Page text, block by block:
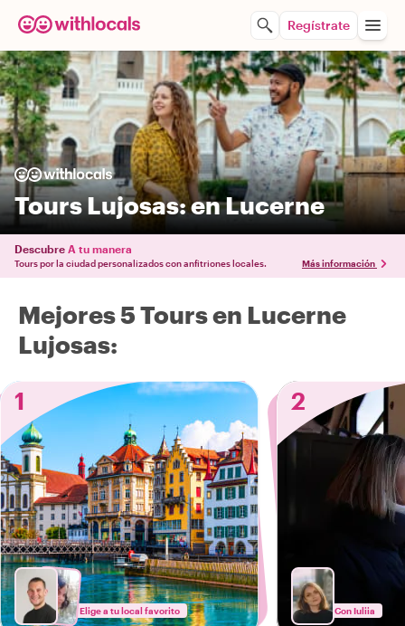
Regístrate
Tours Lujosas: en Lucerne
Descubre A tu manera
Tours por la ciudad personalizados con anfitriones locales. Más información
Mejores 5 Tours en Lucerne
Lujosas:
1
Elige a tu local favorito
2
Con Iuliia